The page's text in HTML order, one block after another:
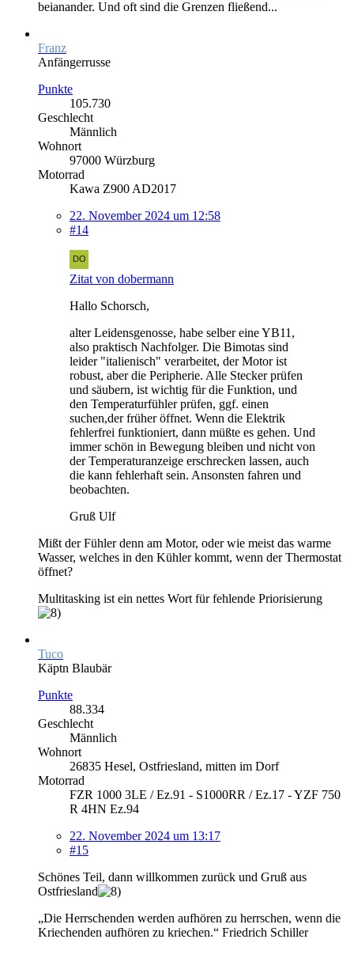
beianander. Und oft sind die Grenzen fließend...
Franz
Anfängerrusse
Punkte
105.730
Geschlecht
Männlich
Wohnort
97000 Würzburg
Motorrad
Kawa Z900 AD2017
22. November 2024 um 12:58
#14
Zitat von dobermann
Hallo Schorsch,
alter Leidensgenosse, habe selber eine YB11,
also praktisch Nachfolger. Die Bimotas sind
leider "italienisch" verarbeitet, der Motor ist
robust, aber die Peripherie. Alle Stecker prüfen
und säubern, ist wichtig für die Funktion, und
den Temperaturfühler prüfen, ggf. einen
suchen,der früher öffnet. Wenn die Elektrik
fehlerfrei funktioniert, dann müßte es gehen. Und
immer schön in Bewegung bleiben und nicht von
der Temperaturanzeige erschrecken lassen, auch
die kann fehlerhaft sein. Ansonsten fahren und
beobachten.
Gruß Ulf
Mißt der Fühler denn am Motor, oder wie meist das warme
Wasser, welches in den Kühler kommt, wenn der Thermostat
öffnet?
Multitasking ist ein nettes Wort für fehlende Priorisierung
Tuco
Käptn Blaubär
Punkte
88.334
Geschlecht
Männlich
Wohnort
26835 Hesel, Ostfriesland, mitten im Dorf
Motorrad
FZR 1000 3LE / Ez.91 - S1000RR / Ez.17 - YZF 750
R 4HN Ez.94
22. November 2024 um 13:17
#15
Schönes Teil, dann willkommen zurück und Gruß aus
Ostfriesland
„Die Herrschenden werden aufhören zu herrschen, wenn die
Kriechenden aufhören zu kriechen.“ Friedrich Schiller